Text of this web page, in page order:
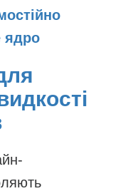
ядро